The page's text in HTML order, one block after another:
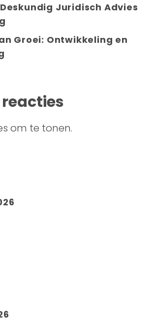
Juridisch Advies
Groei: Ontwikkeling en
om te tonen.